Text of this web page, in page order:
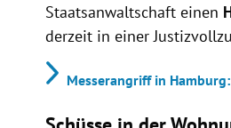
Staatsanwaltschaft einen
derzeit in einer
Messerangriff in